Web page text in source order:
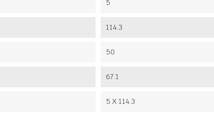
5
114.3
50
67.1
5 X 114.3